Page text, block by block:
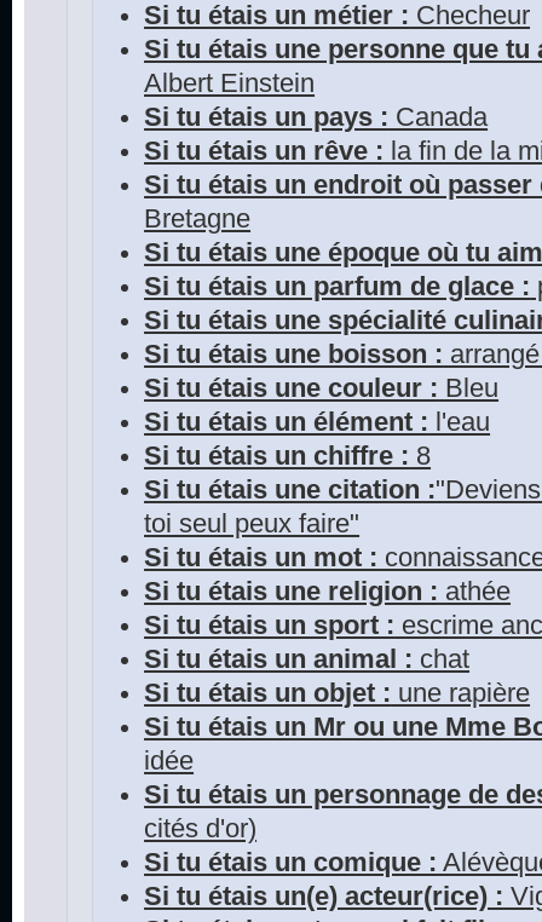
Si tu étais un métier : Checheur
Si tu étais une personne que
Albert Einstein
Si tu étais un pays : Canada
Si tu étais un rêve : la fin de la
Si tu étais un endroit où passer
Bretagne
Si tu étais une époque où tu
Si tu étais un parfum de glace :
Si tu étais une spécialité
Si tu étais une boisson :
Si tu étais une couleur : Bleu
Si tu étais un élément : l'eau
Si tu étais un chiffre : 8
Si tu étais une citation :
toi seul peux faire"
Si tu étais un mot :
Si tu étais une religion : athée
Si tu étais un sport : escrime
Si tu étais un animal : chat
Si tu étais un objet : une rapière
Si tu étais un Mr ou une Mme
idée
Si tu étais un personnage de
cités d'or)
Si tu étais un comique :
Si tu étais un(e) acteur(rice) :